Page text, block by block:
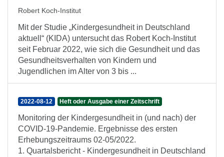
Robert Koch-Institut
Mit der Studie „Kindergesundheit in Deutschland
aktuell“ (KIDA) untersucht das Robert Koch-Institut
seit Februar 2022, wie sich die Gesundheit und das
Gesundheitsverhalten von Kindern und
Jugendlichen im Alter von 3 bis ...
2022-08-12 Heft oder Ausgabe einer Zeitschrift
Monitoring der Kindergesundheit in (und nach) der
COVID-19-Pandemie. Ergebnisse des ersten
Erhebungszeitraums 02-05/2022.
1. Quartalsbericht - Kindergesundheit in Deutschland